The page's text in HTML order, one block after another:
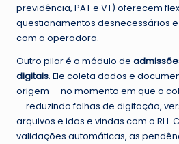
previdência, PAT e VT) oferecem
questionamentos desnecessários
com a operadora.
Outro pilar é o módulo de
digitais. Ele coleta dados e
origem — no momento em que o
— reduzindo falhas de digitação,
arquivos e idas e vindas com o RH.
validações automáticas, as